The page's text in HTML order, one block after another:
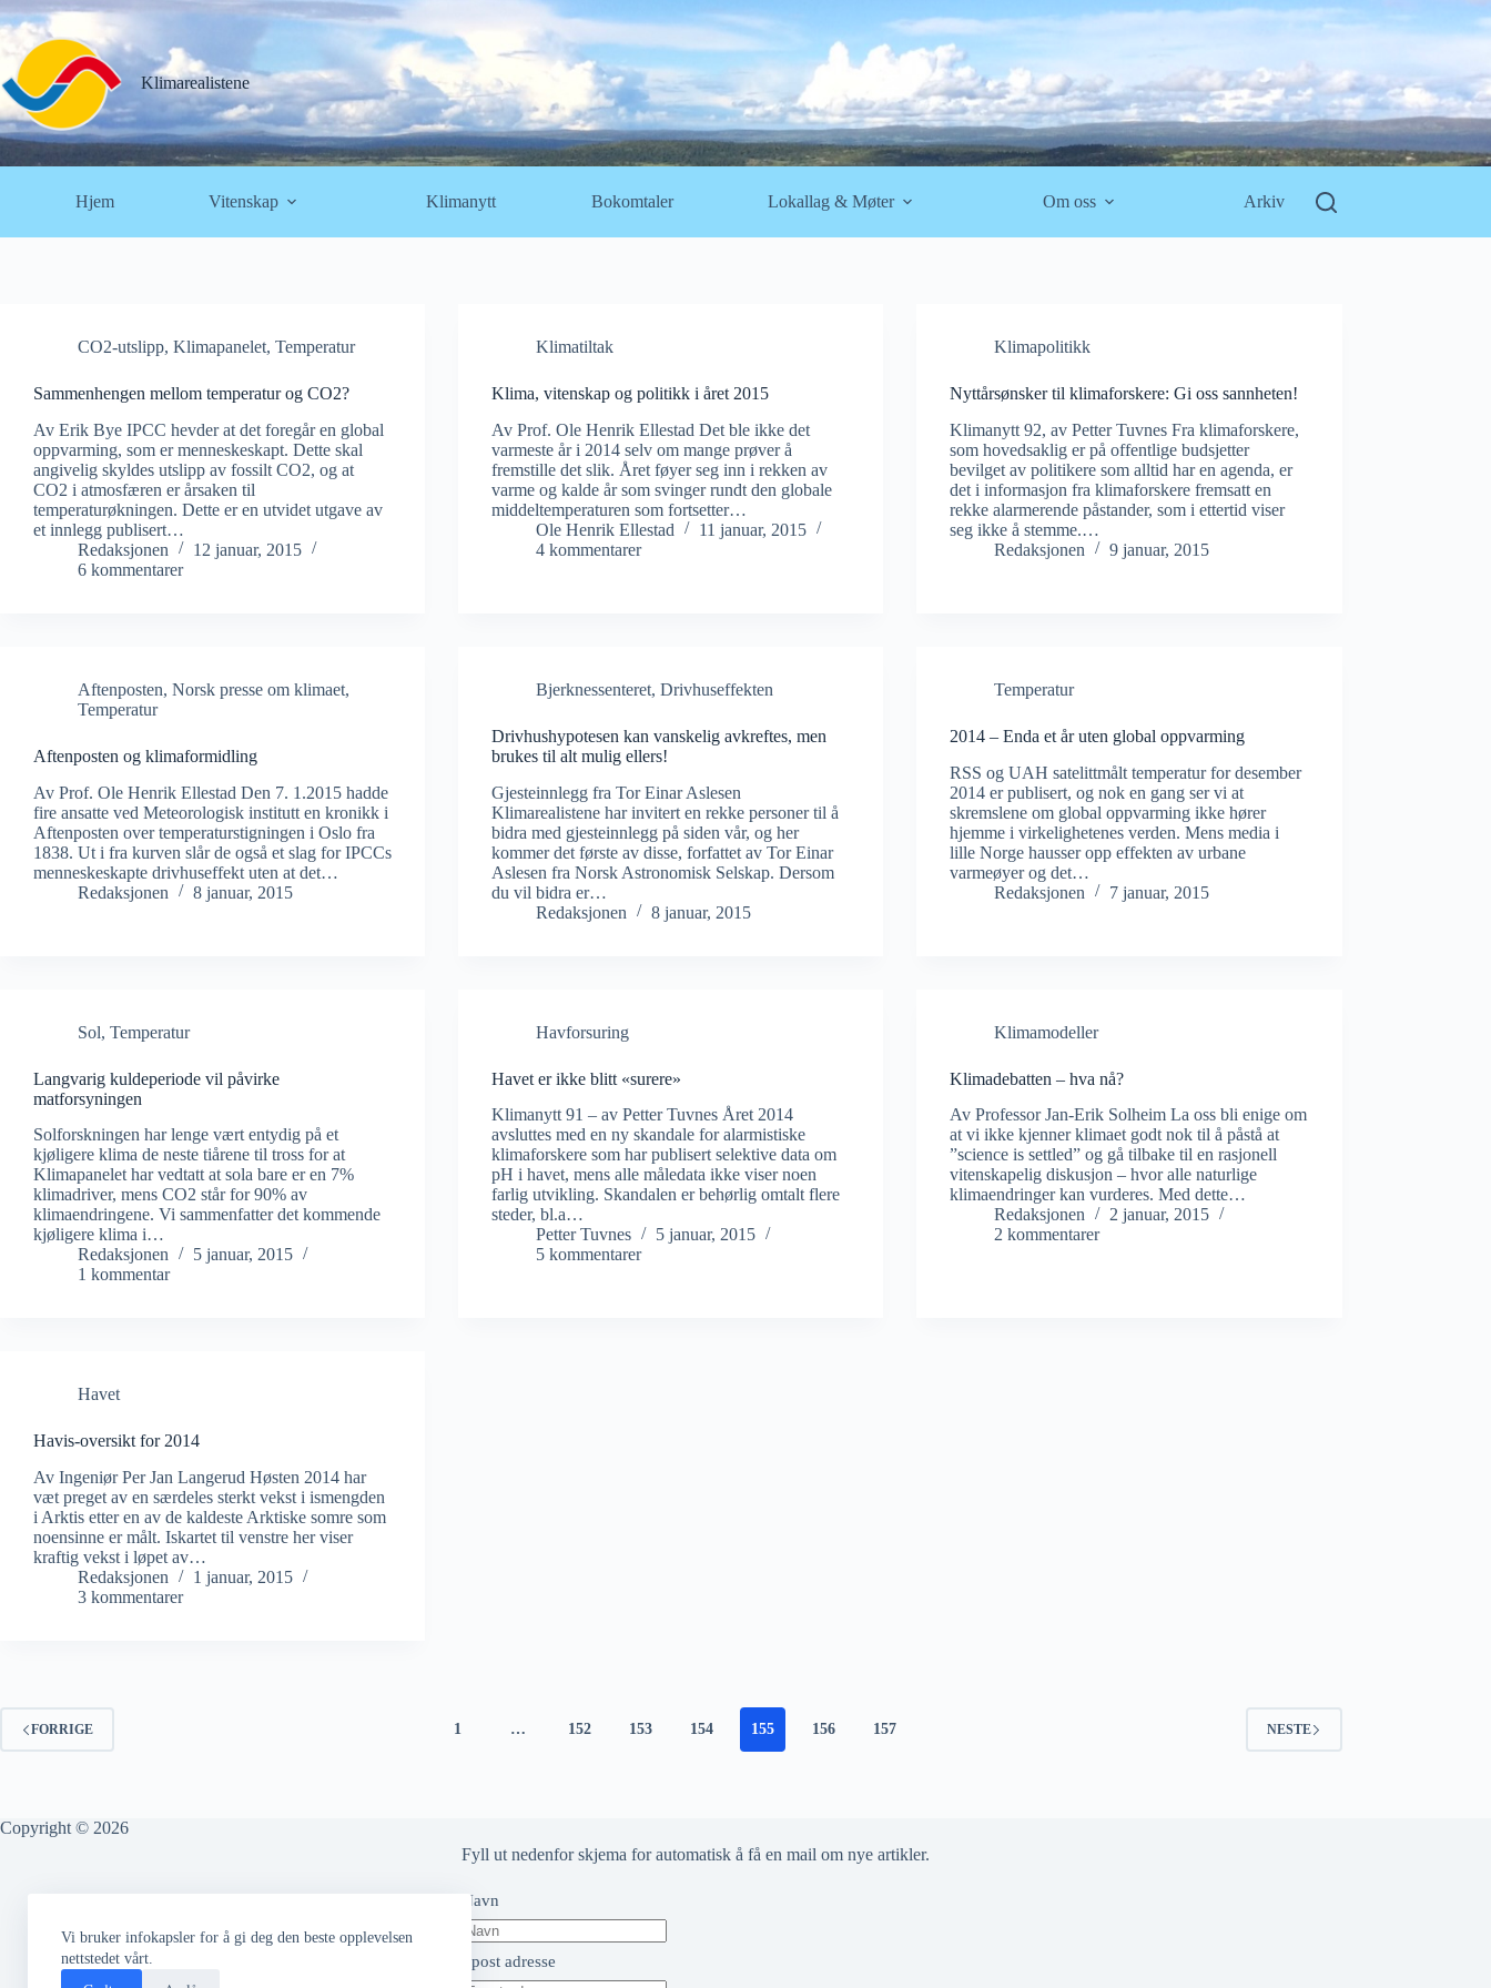
Hopp
til
innholdet
Vi bruker infokapsler for å gi deg den beste opplevelsen
nettstedet vårt.
Klimarealistene
Hjem Vitenskap Klimanytt Bokomtaler Lokallag & Møter Om oss Arkiv
CO2-utslipp, Klimapanelet, Temperatur
Sammenhengen mellom temperatur og CO2?
Av Erik Bye IPCC hevder at det foregår en global
oppvarming, som er menneskeskapt. Dette skal
angivelig skyldes utslipp av fossilt CO2, og at
CO2 i atmosfæren er årsaken til
temperaturøkningen. Dette er en utvidet utgave av
et innlegg publisert…
Redaksjonen
12 januar, 2015
6 kommentarer
Klimatiltak
Klima, vitenskap og politikk i året 2015
Av Prof. Ole Henrik Ellestad Det ble ikke det
varmeste år i 2014 selv om mange prøver å
fremstille det slik. Året føyer seg inn i rekken av
varme og kalde år som svinger rundt den globale
middeltemperaturen som fortsetter…
Ole Henrik Ellestad
11 januar, 2015
4 kommentarer
Klimapolitikk
Nyttårsønsker til klimaforskere: Gi oss sannheten!
Klimanytt 92, av Petter Tuvnes Fra klimaforskere,
som hovedsaklig er på offentlige budsjetter
bevilget av politikere som alltid har en agenda, er
det i informasjon fra klimaforskere fremsatt en
rekke alarmerende påstander, som i ettertid viser
seg ikke å stemme.…
Redaksjonen
9 januar, 2015
Aftenposten, Norsk presse om klimaet,
Temperatur
Aftenposten og klimaformidling
Av Prof. Ole Henrik Ellestad Den 7. 1.2015 hadde
fire ansatte ved Meteorologisk institutt en kronikk i
Aftenposten over temperaturstigningen i Oslo fra
1838. Ut i fra kurven slår de også et slag for IPCCs
menneskeskapte drivhuseffekt uten at det…
Redaksjonen
8 januar, 2015
Bjerknessenteret,Drivhuseffekten
Drivhushypotesen kan vanskelig avkreftes, men
brukes til alt mulig ellers!
Gjesteinnlegg fra Tor Einar Aslesen
Klimarealistene har invitert en rekke personer til å
bidra med gjesteinnlegg på siden vår, og her
kommer det første av disse, forfattet av Tor Einar
Aslesen fra Norsk Astronomisk Selskap. Dersom
du vil bidra er…
Redaksjonen
8 januar, 2015
Temperatur
2014 – Enda et år uten global oppvarming
RSS og UAH satelittmålt temperatur for desember
2014 er publisert, og nok en gang ser vi at
skremslene om global oppvarming ikke hører
hjemme i virkelighetenes verden. Mens media i
lille Norge hausser opp effekten av urbane
varmeøyer og det…
Redaksjonen
7 januar, 2015
Sol, Temperatur
Langvarig kuldeperiode vil påvirke
matforsyningen
Solforskningen har lenge vært entydig på et
kjøligere klima de neste tiårene til tross for at
Klimapanelet har vedtatt at sola bare er en 7%
klimadriver, mens CO2 står for 90% av
klimaendringene. Vi sammenfatter det kommende
kjøligere klima i…
Redaksjonen
5 januar, 2015
1 kommentar
Havforsuring
Havet er ikke blitt «surere»
Klimanytt 91 – av Petter Tuvnes Året 2014
avsluttes med en ny skandale for alarmistiske
klimaforskere som har publisert selektive data om
pH i havet, mens alle måledata ikke viser noen
farlig utvikling. Skandalen er behørlig omtalt flere
steder, bl.a…
Petter Tuvnes
5 januar, 2015
5 kommentarer
Klimamodeller
Klimadebatten – hva nå?
Av Professor Jan-Erik Solheim La oss bli enige om
at vi ikke kjenner klimaet godt nok til å påstå at
”science is settled” og gå tilbake til en rasjonell
vitenskapelig diskusjon – hvor alle naturlige
klimaendringer kan vurderes. Med dette…
Redaksjonen
2 januar, 2015
2 kommentarer
Havet
Havis-oversikt for 2014
Av Ingeniør Per Jan Langerud Høsten 2014 har
væt preget av en særdeles sterkt vekst i ismengden
i Arktis etter en av de kaldeste Arktiske somre som
noensinne er målt. Iskartet til venstre her viser
kraftig vekst i løpet av…
Redaksjonen
1 januar, 2015
3 kommentarer
FORRIGE 1 … 152 153 154 155 156 157 NESTE
Copyright © 2026
Fyll ut nedenfor skjema for automatisk å få en mail om nye artikler.
Navn
Epost adresse